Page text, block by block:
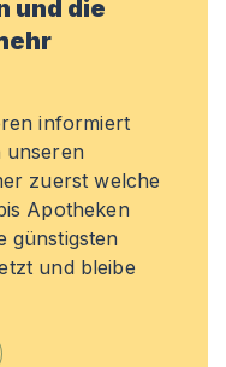
und die
informiert
unseren
zuerst welche
Apotheken
günstigsten
und bleibe